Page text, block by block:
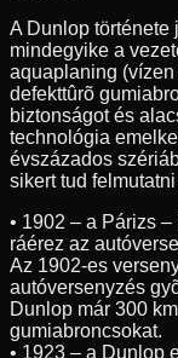
A Dunlop története
mindegyike a
aquaplaning
defekttûrõ
biztonságot és
technológia
évszázados
sikert tud
• 1902 – a Párizs
ráérez az
Az 1902-es
autóversenyzés
Dunlop már 300
gumiabroncsokat.
• 1923 – a Dunlop